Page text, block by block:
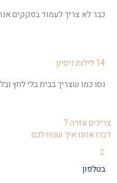
כבר לא צריך לעמוד בפקקים
14 לילות ניסיון
נסו כמו שצריך בבית בלי לחץ
צריכים עזרה ?
דברו אתנו איך שנוח לכם
בטלפון